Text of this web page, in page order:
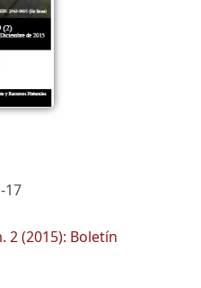
17
2 (2015): Boletín